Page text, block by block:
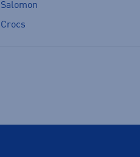
Salomon
Crocs